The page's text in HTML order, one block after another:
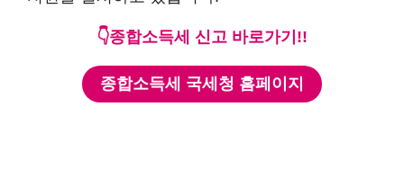
👇종합소득세 신고 바로가기!!
종합소득세 국세청 홈페이지